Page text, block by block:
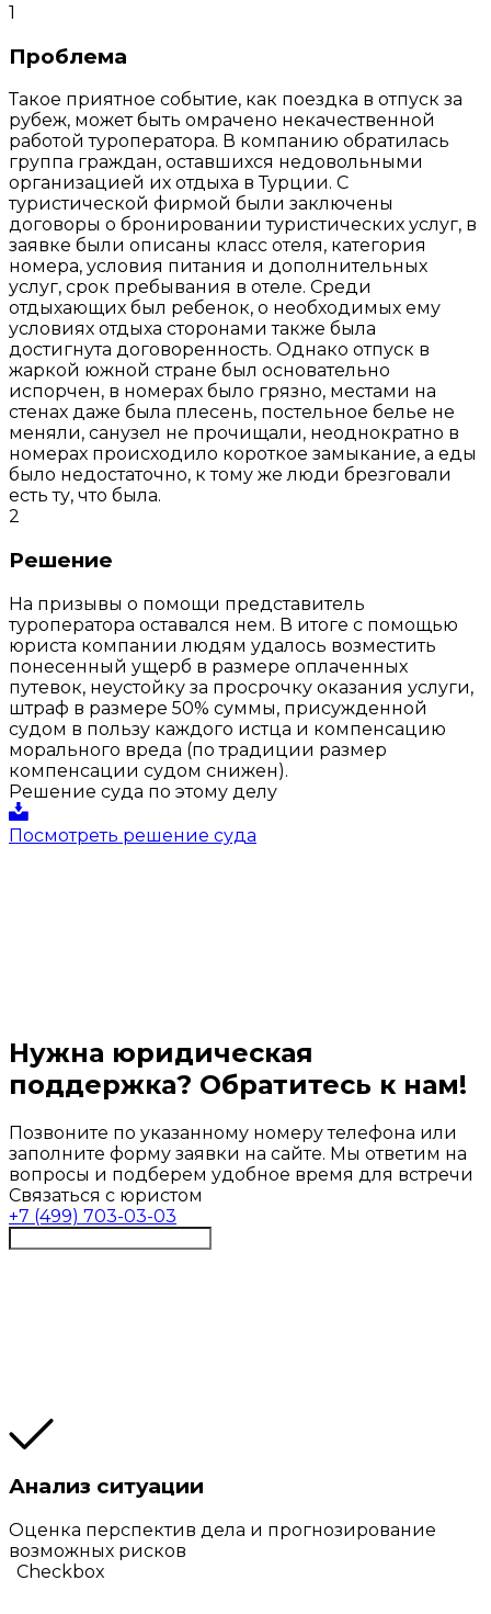
1
Проблема
Такое приятное событие, как поездка в отпуск за
рубеж, может быть омрачено некачественной
работой туроператора. В компанию обратилась
группа граждан, оставшихся недовольными
организацией их отдыха в Турции. С
туристической фирмой были заключены
договоры о бронировании туристических услуг, в
заявке были описаны класс отеля, категория
номера, условия питания и дополнительных
услуг, срок пребывания в отеле. Среди
отдыхающих был ребенок, о необходимых ему
условиях отдыха сторонами также была
достигнута договоренность. Однако отпуск в
жаркой южной стране был основательно
испорчен, в номерах было грязно, местами на
стенах даже была плесень, постельное белье не
меняли, санузел не прочищали, неоднократно в
номерах происходило короткое замыкание, а еды
было недостаточно, к тому же люди брезговали
есть ту, что была.
2
Решение
На призывы о помощи представитель
туроператора оставался нем. В итоге с помощью
юриста компании людям удалось возместить
понесенный ущерб в размере оплаченных
путевок, неустойку за просрочку оказания услуги,
штраф в размере 50% суммы, присужденной
судом в пользу каждого истца и компенсацию
морального вреда (по традиции размер
компенсации судом снижен).
Решение суда по этому делу
Посмотреть решение суда
Нужна юридическая
поддержка? Обратитесь к нам!
Позвоните по указанному номеру телефона или
заполните форму заявки на сайте. Мы ответим на
вопросы и подберем удобное время для встречи
Связаться с юристом
+7 (499) 703-03-03
Анализ ситуации
Оценка перспектив дела и прогнозирование
возможных рисков
Checkbox